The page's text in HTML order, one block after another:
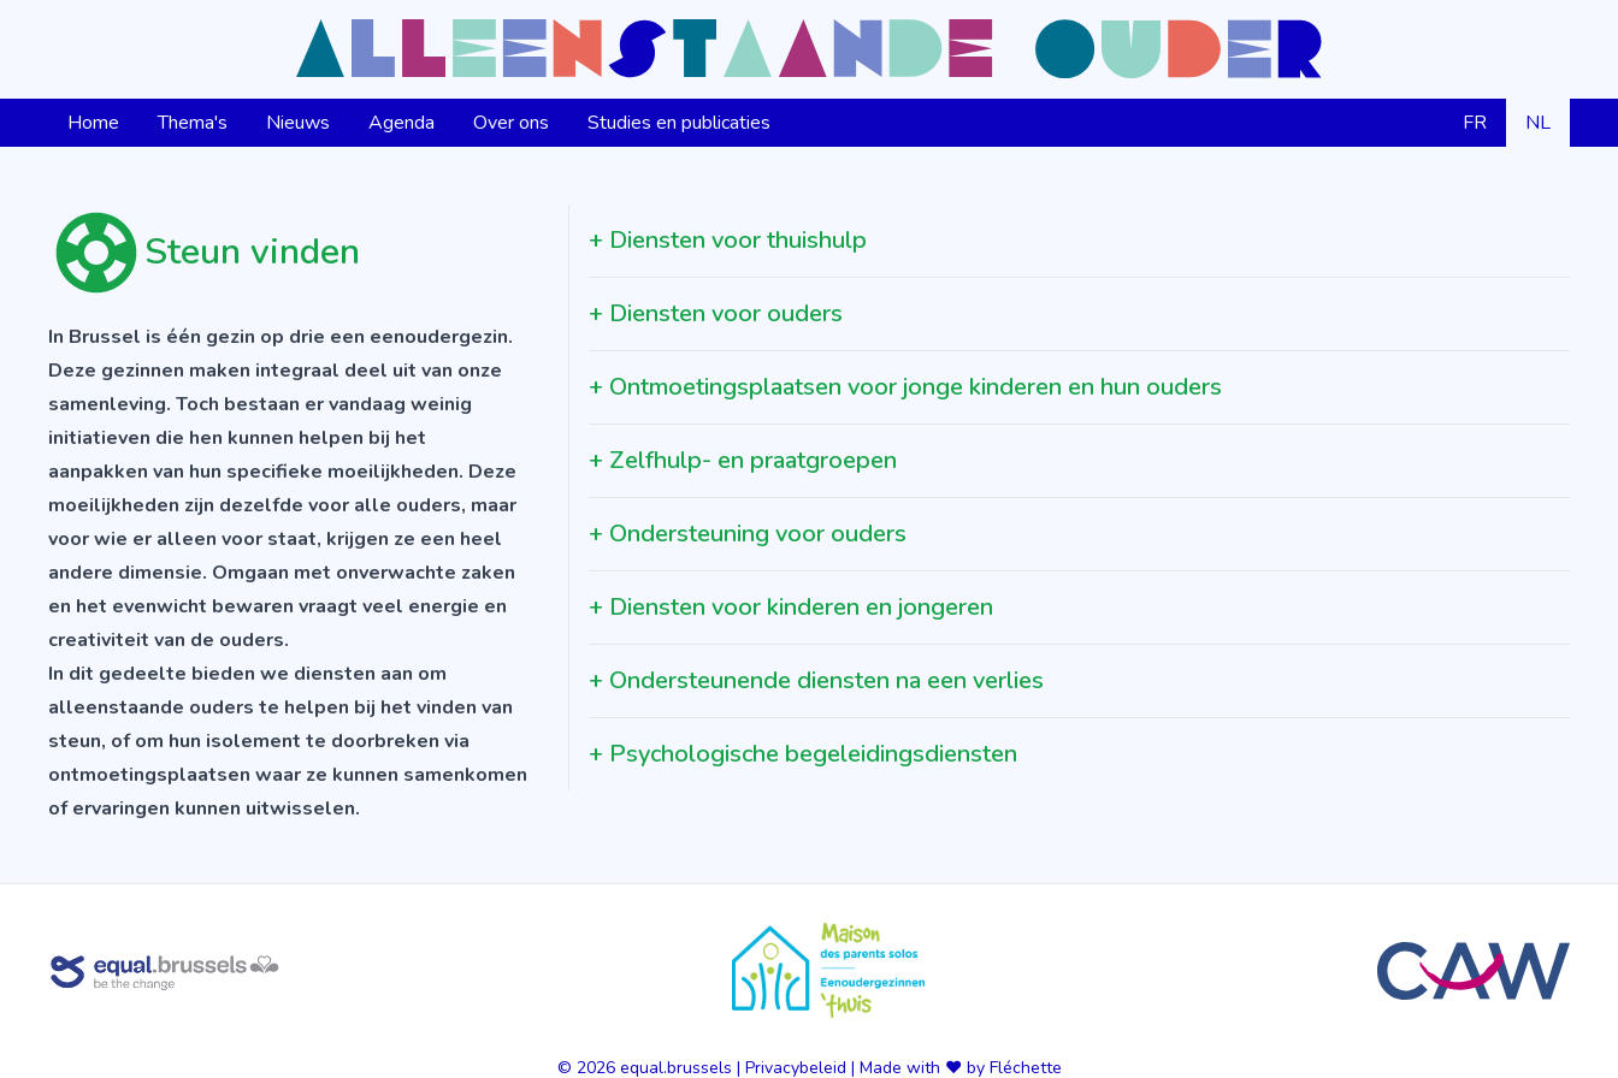
Home Thema's Nieuws Agenda Over ons Studies en publicaties FR NL
Steun vinden
In Brussel is één gezin op drie een eenoudergezin.
Deze gezinnen maken integraal deel uit van onze
samenleving. Toch bestaan er vandaag weinig
initiatieven die hen kunnen helpen bij het
aanpakken van hun specifieke moeilijkheden. Deze
moeilijkheden zijn dezelfde voor alle ouders, maar
voor wie er alleen voor staat, krijgen ze een heel
andere dimensie. Omgaan met onverwachte zaken
en het evenwicht bewaren vraagt veel energie en
creativiteit van de ouders.
In dit gedeelte bieden we diensten aan om
alleenstaande ouders te helpen bij het vinden van
steun, of om hun isolement te doorbreken via
ontmoetingsplaatsen waar ze kunnen samenkomen
of ervaringen kunnen uitwisselen.
+ Diensten voor thuishulp
+ Diensten voor ouders
+ Ontmoetingsplaatsen voor jonge kinderen en hun ouders
+ Zelfhulp- en praatgroepen
+ Ondersteuning voor ouders
+ Diensten voor kinderen en jongeren
+ Ondersteunende diensten na een verlies
+ Psychologische begeleidingsdiensten
© 2026 equal.brussels | Privacybeleid | Made with ❤️ by Fléchette